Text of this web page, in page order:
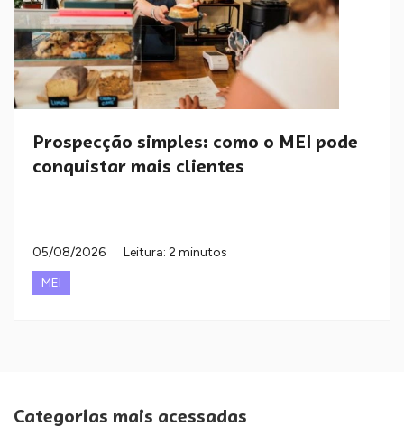
Prospecção simples: como o MEI pode
conquistar mais clientes
05/08/2026
Leitura: 2 minutos
MEI
Categorias mais acessadas